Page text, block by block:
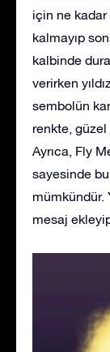
için ne
kalmayıp
kalbinde
verirken
sembolün
renkte, güzel
Ayrıca, Fly
sayesinde bu
mümkündür.
mesaj